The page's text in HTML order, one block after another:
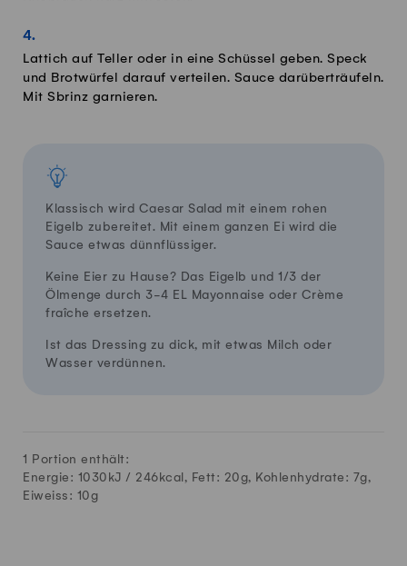
Lattich auf Teller oder in eine Schüssel geben. Speck
und Brotwürfel darauf verteilen. Sauce darüberträufeln.
Mit Sbrinz garnieren.
Klassisch wird Caesar Salad mit einem rohen
Eigelb zubereitet. Mit einem ganzen Ei wird die
Sauce etwas dünnflüssiger.
Keine Eier zu Hause? Das Eigelb und 1/3 der
Ölmenge durch 3-4 EL Mayonnaise oder Crème
fraîche ersetzen.
Ist das Dressing zu dick, mit etwas Milch oder
Wasser verdünnen.
1 Portion enthält:
Energie: 1030kJ / 246 kcal, Fett: 20g, Kohlenhydrate: 7g,
Eiweiss: 10g